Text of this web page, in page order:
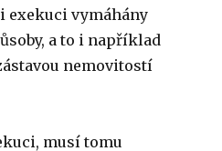
exekuci vymáhány
a to i například
nemovitostí
musí tomu